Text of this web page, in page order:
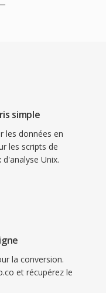
simple
les données en
les scripts de
Unix.
la conversion.
et récupérez le